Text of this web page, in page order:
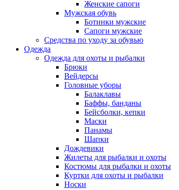
Женские сапоги
Мужская обувь
Ботинки мужские
Сапоги мужские
Средства по уходу за обувью
Одежда
Одежда для охоты и рыбалки
Брюки
Вейдерсы
Головные уборы
Балаклавы
Баффы, банданы
Бейсболки, кепки
Маски
Панамы
Шапки
Дождевики
Жилеты для рыбалки и охоты
Костюмы для рыбалки и охоты
Куртки для охоты и рыбалки
Носки